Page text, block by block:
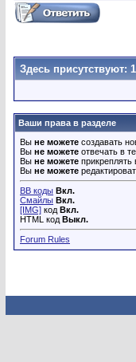
Здесь присутствуют: 1
Ваши права в разделе
Вы не можете создавать
Вы не можете отвечать в
Вы не можете прикреплять
Вы не можете
BB коды Вкл.
Смайлы Вкл.
[IMG] код Вкл.
HTML код Выкл.
Forum Rules